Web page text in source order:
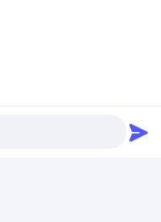
Essiccatore
industriale